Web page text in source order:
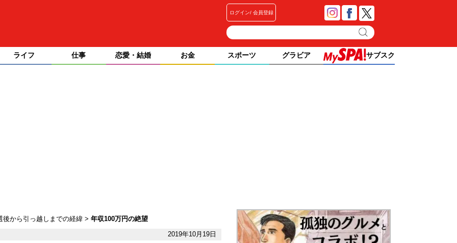
ログイン 会員登録
ライフ 仕事 恋愛・結婚 お金 スポーツ グラビア サブスク
から引っ越しまでの経緯
年収100万円の絶望
2019年10月19日